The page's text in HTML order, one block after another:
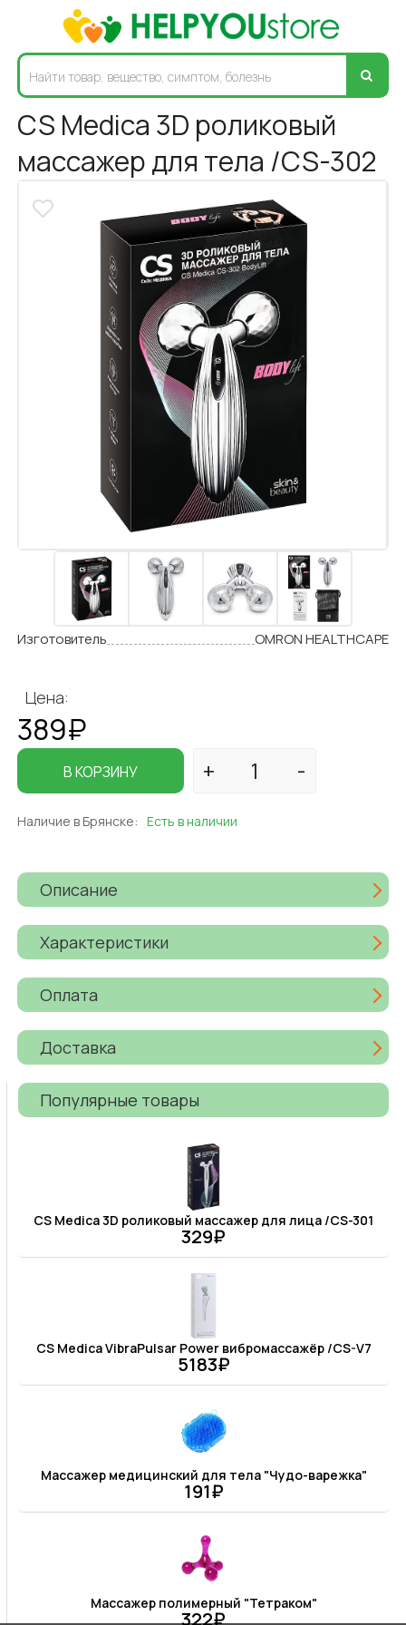
CS Medica 3D роликовый
массажер для тела /CS-302
Изготовитель OMRON HEALTHCAPE
Цена:
389₽
В КОРЗИНУ
Наличие в Брянске: Есть в наличии
Описание
Характеристики
Оплата
Доставка
Популярные товары
CS Medica 3D роликовый массажер для лица /CS-301
329₽
CS Medica VibraPulsar Power вибромассажёр /CS-V7
5183₽
Массажер медицинский для тела "Чудо-варежка"
191₽
Массажер полимерный "Тетраком"
322₽